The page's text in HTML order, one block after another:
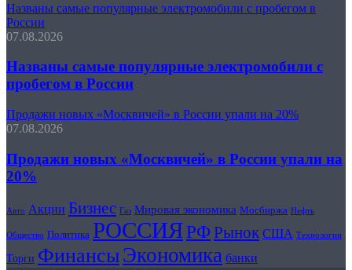
Названы самые популярные электромобили с пробегом в
России
07.08.2026
Названы самые популярные электромобили с
пробегом в России
Продажи новых «Москвичей» в России упали на 20%
07.08.2026
Продажи новых «Москвичей» в России упали на
20%
Авто Акции Бизнес Газ Мировая экономика Мосбиржа Нефть
Общество Политика РОССИЯРФРынок США Технологии
Торги ФинансыЭкономика банки